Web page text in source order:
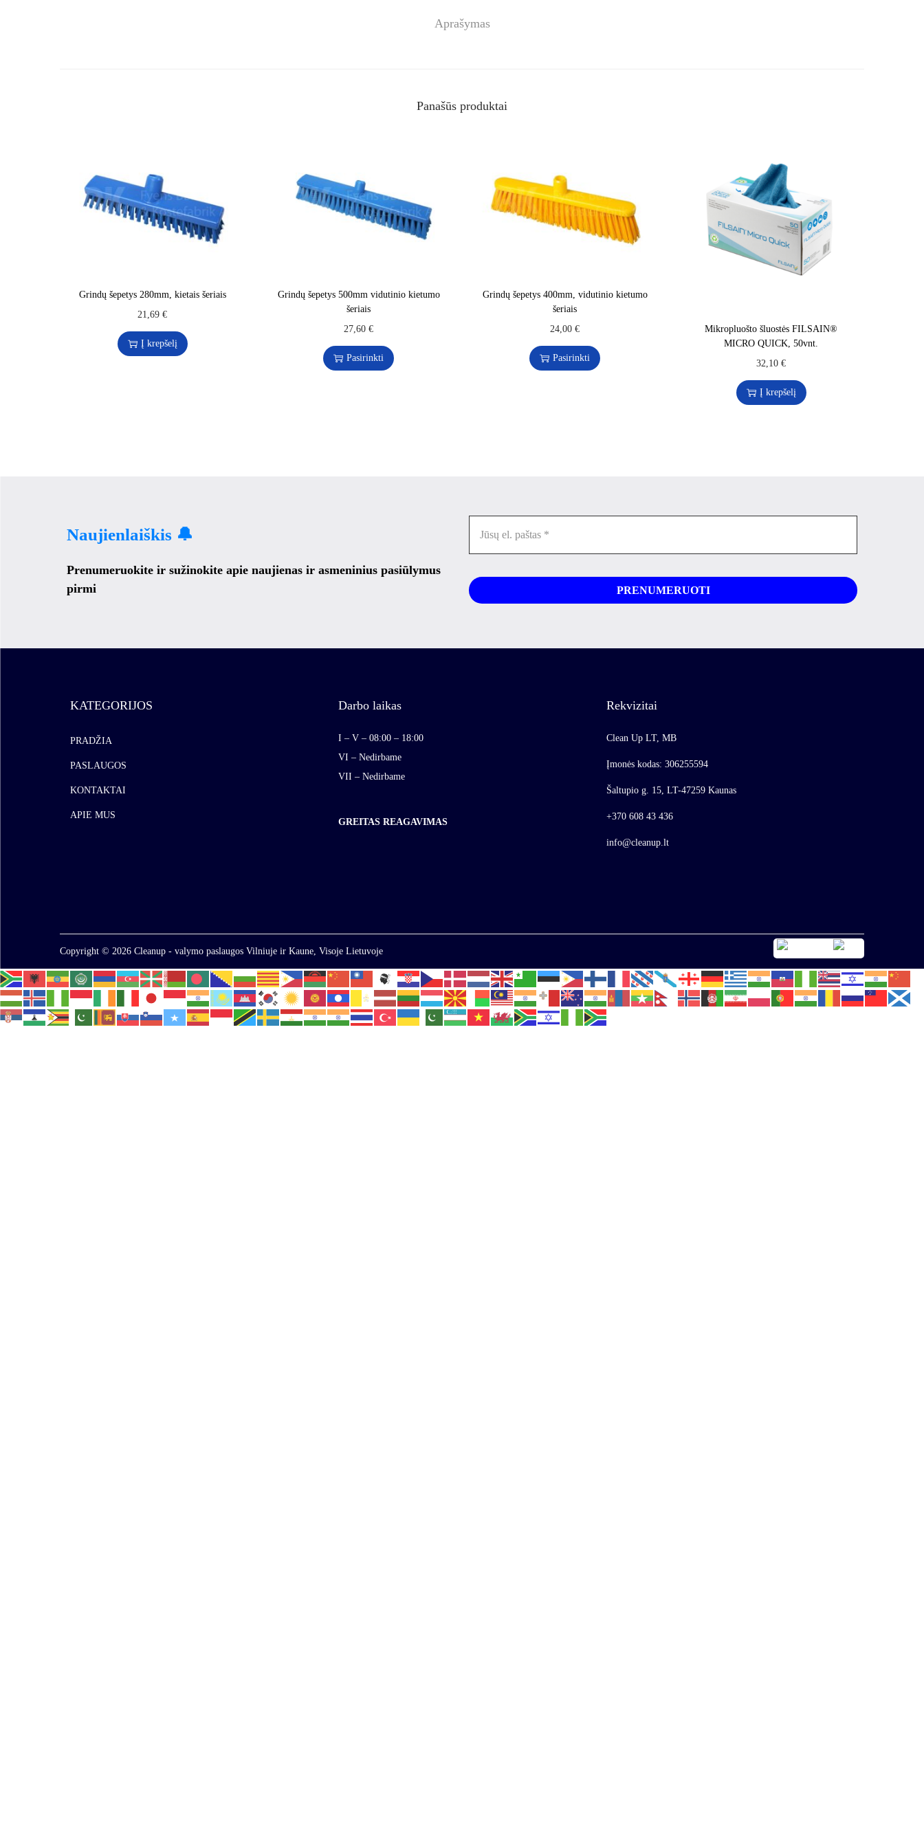
Aprašymas
Panašūs produktai
Grindų šepetys 280mm, kietais šeriais
21,69€
Į krepšelį
Grindų šepetys 500mm vidutinio kietumo
šeriais
27,60€
Pasirinkti
Grindų šepetys 400mm, vidutinio kietumo
šeriais
24,00€
Pasirinkti
Mikropluošto šluostės FILSAIN®
MICRO QUICK, 50vnt.
32,10€
Į krepšelį
Naujienlaiškis 🔔
Prenumeruokite ir sužinokite apie naujienas ir asmeninius pasiūlymus
pirmi
KATEGORIJOS
PRADŽIA
PASLAUGOS
KONTAKTAI
APIE MUS
Darbo laikas
I – V – 08:00 – 18:00
VI – Nedirbame
VII – Nedirbame
GREITAS REAGAVIMAS
Rekvizitai
Clean Up LT, MB
Įmonės kodas: 306255594
Šaltupio g. 15, LT-47259 Kaunas
+370 608 43 436
info@cleanup.lt
Copyright © 2026 Cleanup - valymo paslaugos Vilniuje ir Kaune, Visoje Lietuvoje